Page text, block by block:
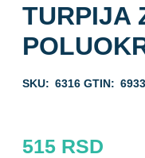
TURPIJA
SKU: 6316 GTIN:
515 RSD